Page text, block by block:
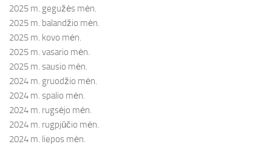
2025 m. gegužės mėn.
2025 m. balandžio mėn.
2025 m. kovo mėn.
2025 m. vasario mėn.
2025 m. sausio mėn.
2024 m. gruodžio mėn.
2024 m. spalio mėn.
2024 m. rugsėjo mėn.
2024 m. rugpjūčio mėn.
2024 m. liepos mėn.